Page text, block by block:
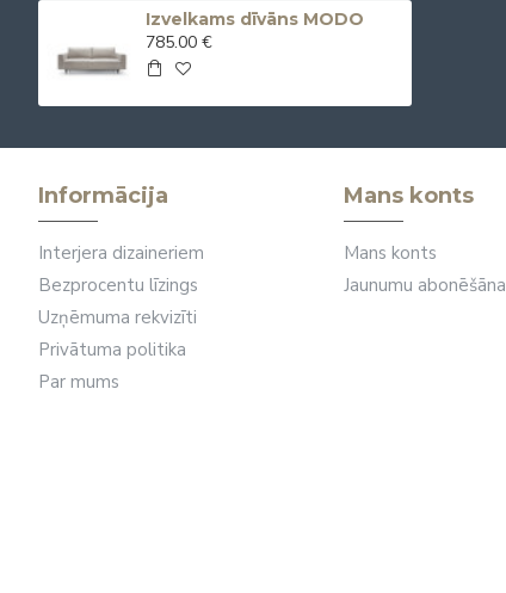
Izvelkams dīvāns MODO
785.00 €
Informācija
Interjera dizaineriem
Bezprocentu līzings
Uzņēmuma rekvizīti
Privātuma politika
Par mums
Mans konts
Mans konts
Jaunumu abonēšāna